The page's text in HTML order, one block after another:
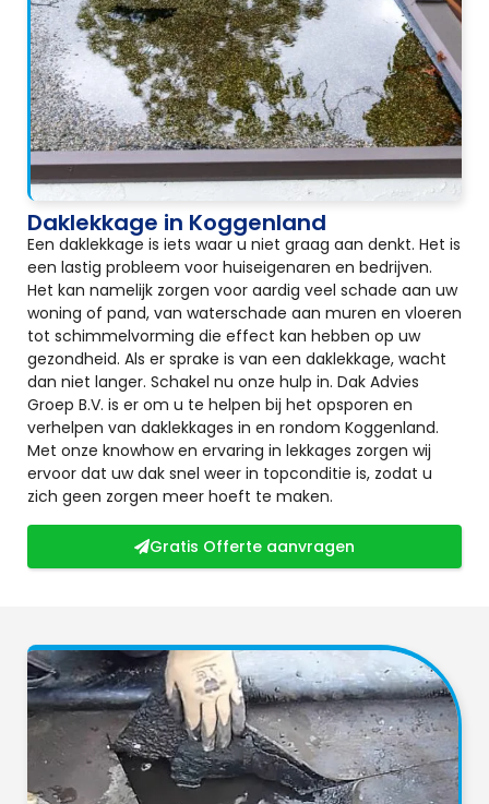
Daklekkage in Koggenland
Een daklekkage is iets waar u niet graag aan denkt. Het is
een lastig probleem voor huiseigenaren en bedrijven.
Het kan namelijk zorgen voor aardig veel schade aan uw
woning of pand, van waterschade aan muren en vloeren
tot schimmelvorming die effect kan hebben op uw
gezondheid. Als er sprake is van een daklekkage, wacht
dan niet langer. Schakel nu onze hulp in. Dak Advies
Groep B.V. is er om u te helpen bij het opsporen en
verhelpen van daklekkages in en rondom Koggenland.
Met onze knowhow en ervaring in lekkages zorgen wij
ervoor dat uw dak snel weer in topconditie is, zodat u
zich geen zorgen meer hoeft te maken.
Gratis Offerte aanvragen